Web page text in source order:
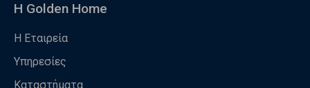
Η Golden Home
Η Εταιρεία
Υπηρεσίες
Καταστήματα